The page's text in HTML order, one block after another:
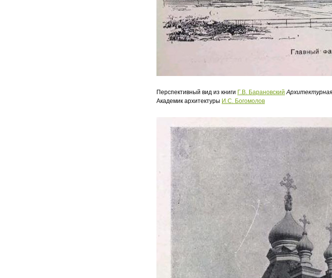
Перспективный вид из книги Г.В. Барановский
Академик архитектуры И.С. Богомолов